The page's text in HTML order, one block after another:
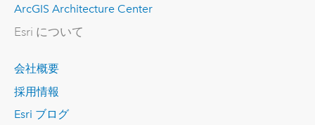
ArcGIS Architecture Center
Esri について
会社概要
採用情報
Esri ブログ